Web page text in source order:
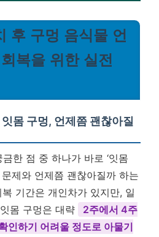
후 구멍 음식물 언
복을 위한 실전
몸 구멍, 언제쯤 괜찮아질
한 점 중 하나가 바로 ‘잇몸
제와 언제쯤 괜찮아질까 하는
기간은 개인차가 있지만, 일
몸 구멍은 대략
2주에서 4주
인하기 어려울 정도로 아물기